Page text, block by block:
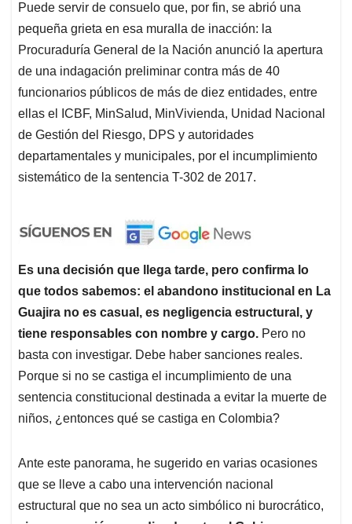
Puede servir de consuelo que, por fin, se abrió una
pequeña grieta en esa muralla de inacción: la
Procuraduría General de la Nación anunció la apertura
de una indagación preliminar contra más de 40
funcionarios públicos de más de diez entidades, entre
ellas el ICBF, MinSalud, MinVivienda, Unidad Nacional
de Gestión del Riesgo, DPS y autoridades
departamentales y municipales, por el incumplimiento
sistemático de la sentencia T-302 de 2017.
Es una decisión que llega tarde, pero confirma lo
que todos sabemos: el abandono institucional en La
Guajira no es casual, es negligencia estructural, y
tiene responsables con nombre y cargo. Pero no
basta con investigar. Debe haber sanciones reales.
Porque si no se castiga el incumplimiento de una
sentencia constitucional destinada a evitar la muerte de
niños, ¿entonces qué se castiga en Colombia?
Ante este panorama, he sugerido en varias ocasiones
que se lleve a cabo una intervención nacional
estructural que no sea un acto simbólico ni burocrático,